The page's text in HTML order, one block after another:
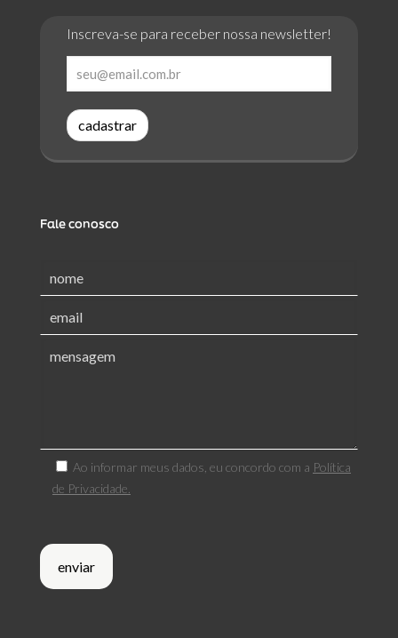
Inscreva-se para receber nossa newsletter!
cadastrar
Fale conosco
Ao informar meus dados, eu concordo com a Política
de Privacidade.